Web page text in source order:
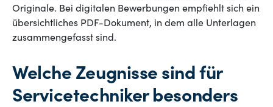
Originale. Bei digitalen Bewerbungen empfiehlt sich ein
übersichtliches PDF-Dokument, in dem alle Unterlagen
zusammengefasst sind.
Welche Zeugnisse sind für
Servicetechniker besonders